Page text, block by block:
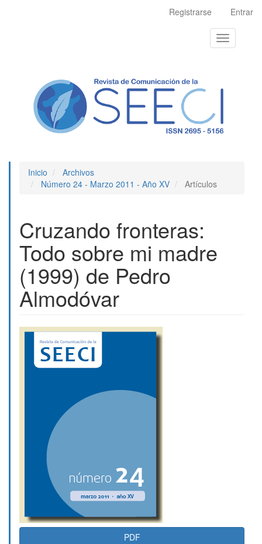
Registrarse Entrar
Toggle
navigation
Inicio
Archivos
Número 24 - Marzo 2011 - Año XV
Artículos
Cruzando fronteras:
Todo sobre mi madre
(1999) de Pedro
Almodóvar
Barra
lateral
del
PDF